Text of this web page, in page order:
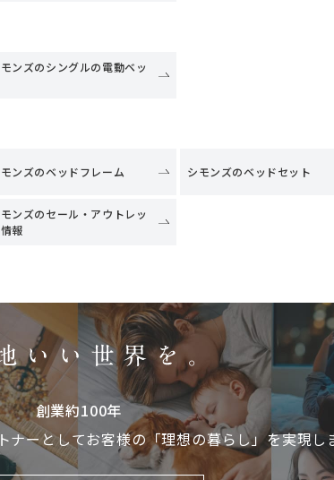
ンズのシングルの電動ベッ
ンズのベッドフレーム シモンズのベッドセット
ンズのセール・アウトレッ
情報
創業約100年
ナーとしてお客様の「理想の暮らし」を実現し